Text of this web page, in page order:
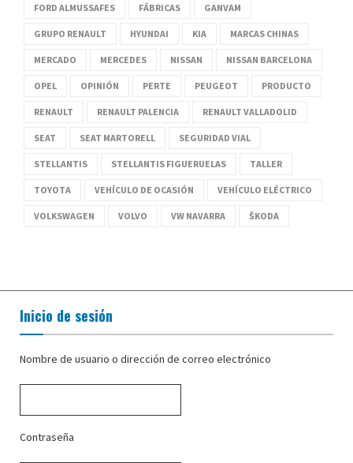
FORD ALMUSSAFES FÁBRICAS GANVAM
GRUPO RENAULT HYUNDAI KIA MARCAS CHINAS
MERCADO MERCEDES NISSAN NISSAN BARCELONA
OPEL OPINIÓN PERTE PEUGEOT PRODUCTO
RENAULT RENAULT PALENCIA RENAULT VALLADOLID
SEAT SEAT MARTORELL SEGURIDAD VIAL
STELLANTIS STELLANTIS FIGUERUELAS TALLER
TOYOTA VEHÍCULO DE OCASIÓN VEHÍCULO ELÉCTRICO
VOLKSWAGEN VOLVO VW NAVARRA ŠKODA
Inicio de sesión
Nombre de usuario o dirección de correo electrónico
Contraseña